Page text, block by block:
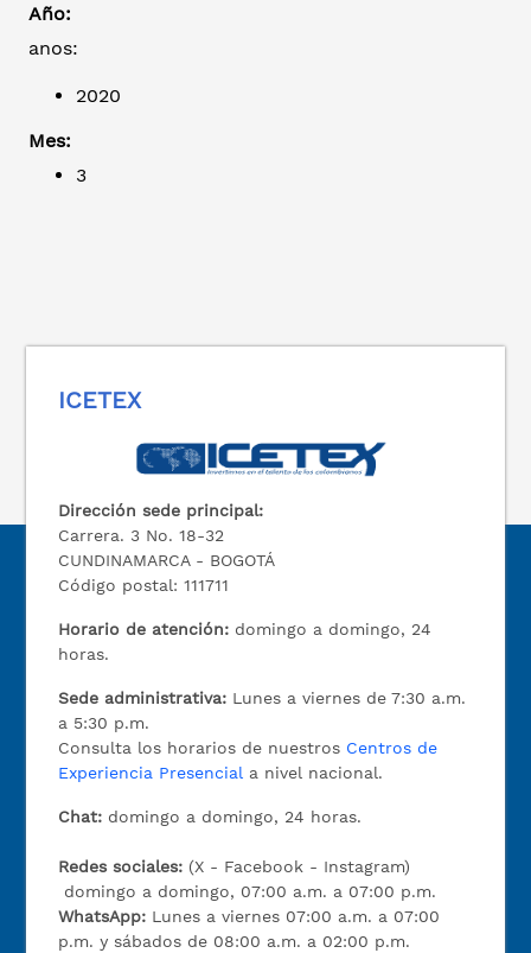
Año:
anos:
2020
Mes:
3
ICETEX
Dirección sede principal:
Carrera. 3 No. 18-32
CUNDINAMARCA - BOGOTÁ
Código postal: 111711
Horario de atención: domingo a domingo, 24
horas.
Sede administrativa: Lunes a viernes de 7:30 a.m.
a 5:30 p.m.
Consulta los horarios de nuestros Centros de
Experiencia Presencial a nivel nacional.
Chat: domingo a domingo, 24 horas.
Redes sociales: (X - Facebook - Instagram)
domingo a domingo, 07:00 a.m. a 07:00 p.m.
WhatsApp: Lunes a viernes 07:00 a.m. a 07:00
p.m. y sábados de 08:00 a.m. a 02:00 p.m.